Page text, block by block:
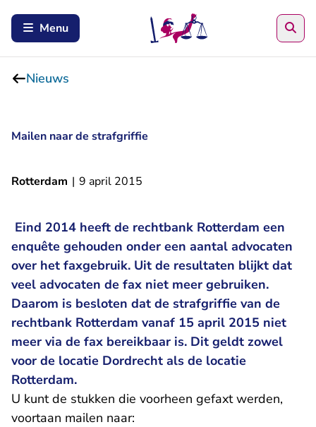
Menu
Nieuws
Mailen naar de strafgriffie
Rotterdam | 9 april 2015
Eind 2014 heeft de rechtbank Rotterdam een
enquête gehouden onder een aantal advocaten
over het faxgebruik. Uit de resultaten blijkt dat
veel advocaten de fax niet meer gebruiken.
Daarom is besloten dat de strafgriffie van de
rechtbank Rotterdam vanaf 15 april 2015 niet
meer via de fax bereikbaar is. Dit geldt zowel
voor de locatie Dordrecht als de locatie
Rotterdam.
U kunt de stukken die voorheen gefaxt werden,
voortaan mailen naar: